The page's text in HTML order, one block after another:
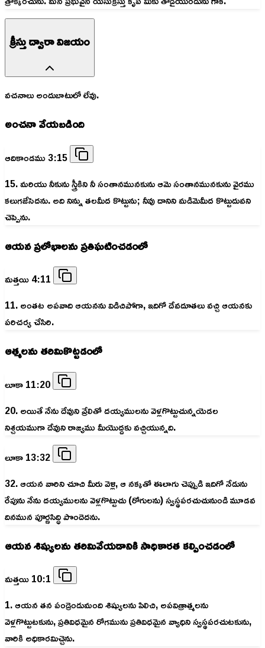
క్రీస్తు ద్వారా విజయం
వచనాలు అందుబాటులో లేవు.
అంచనా వేయబడింది
ఆదికాండము 3:15
15. మరియు నీకును స్త్రీకిని నీ సంతానమునకును ఆమె సంతానమునకును వైరము
కలుగజేసెదను. అది నిన్ను తలమీద కొట్టును; నీవు దానిని మడిమెమీద కొట్టుదువని
చెప్పెను.
ఆయన ప్రలోభాలను ప్రతిఘటించడంలో
మత్తయి 4:11
11. అంతట అపవాది ఆయనను విడిచిపోగా, ఇదిగో దేవదూతలు వచ్చి ఆయనకు
పరిచర్య చేసిరి.
ఆత్మలను తరిమికొట్టడంలో
లూకా 11:20
20. అయితే నేను దేవుని వ్రేలితో దయ్యములను వెళ్లగొట్టుచున్నయెడల
నిశ్చయముగా దేవుని రాజ్యము మీయొద్దకు వచ్చియున్నది.
లూకా 13:32
32. ఆయన వారిని చూచి మీరు వెళ్లి, ఆ నక్కతో ఈలాగు చెప్పుడి ఇదిగో నేడును
రేపును నేను దయ్యములను వెళ్లగొట్టుచు (రోగులను) స్వస్థపరచుచునుండి మూడవ
దినమున పూర్ణసిద్ధి పొందెదను.
ఆయన శిష్యులను తరిమివేయడానికి సాధికారత కల్పించడంలో
మత్తయి 10:1
1. ఆయన తన పండ్రెండుమంది శిష్యులను పిలిచి, అపవిత్రాత్మలను
వెళ్లగొట్టుటకును, ప్రతివిధమైన రోగమును ప్రతివిధమైన వ్యాధిని స్వస్థపరచుటకును,
వారికి అధికారమిచ్చెను.